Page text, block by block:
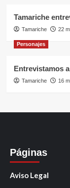
Tamariche
Tamariche 22
Personajes
Entrevistamos
Tamariche 16
Páginas
Aviso Legal